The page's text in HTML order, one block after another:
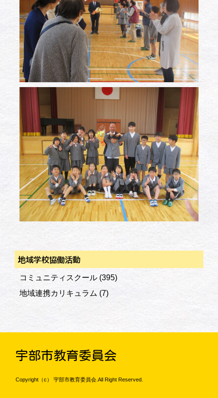
地域学校協働活動
コミュニティスクール (395)
地域連携カリキュラム (7)
宇部市教育委員会
Copyright（c） 宇部市教育委員会.All Right Reserved.